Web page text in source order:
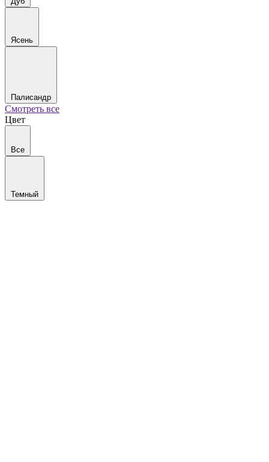
Ясень
Палисандр
Смотреть все
Цвет
Все
Темный